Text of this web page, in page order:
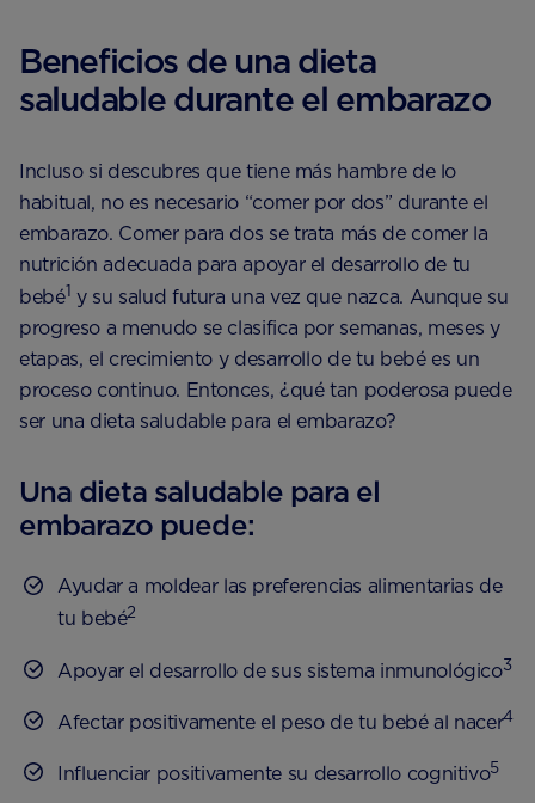
Beneficios de una dieta
saludable durante el embarazo
Incluso si descubres que tiene más hambre de lo
habitual, no es necesario “comer por dos” durante el
embarazo. Comer para dos se trata más de comer la
nutrición adecuada para apoyar el desarrollo de tu
bebé1 y su salud futura una vez que nazca. Aunque su
progreso a menudo se clasifica por semanas, meses y
etapas, el crecimiento y desarrollo de tu bebé es un
proceso continuo. Entonces, ¿qué tan poderosa puede
ser una dieta saludable para el embarazo?
Una dieta saludable para el
embarazo puede:
Ayudar a moldear las preferencias alimentarias de
tu bebé2
Apoyar el desarrollo de sus sistema inmunológico3
Afectar positivamente el peso de tu bebé al nacer4
Influenciar positivamente su desarrollo cognitivo5